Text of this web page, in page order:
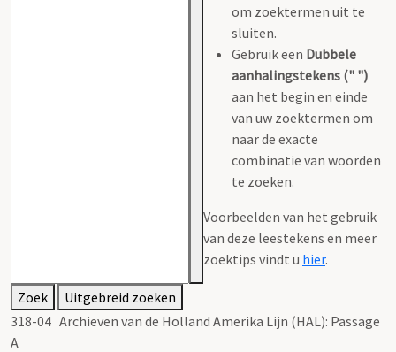
om zoektermen uit te
sluiten.
Gebruik een Dubbele
aanhalingstekens (" ")
aan het begin en einde
van uw zoektermen om
naar de exacte
combinatie van woorden
te zoeken.
Voorbeelden van het gebruik
van deze leestekens en meer
zoektips vindt u hier.
Zoek
Uitgebreid zoeken
318-04 Archieven van de Holland Amerika Lijn (HAL): Passage
A